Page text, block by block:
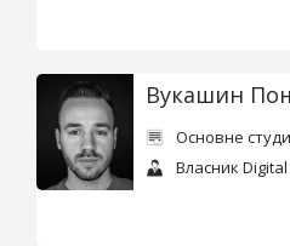
Вукашин
Основне
Власник Digital